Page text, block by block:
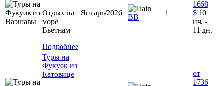
Отдых на
море
Вьетнам
Подробнее
Январь/2026
BB
1
1668
$ 10
нч. -
11 дн.
Туры на
Фукуок из
Катовице
от
1736